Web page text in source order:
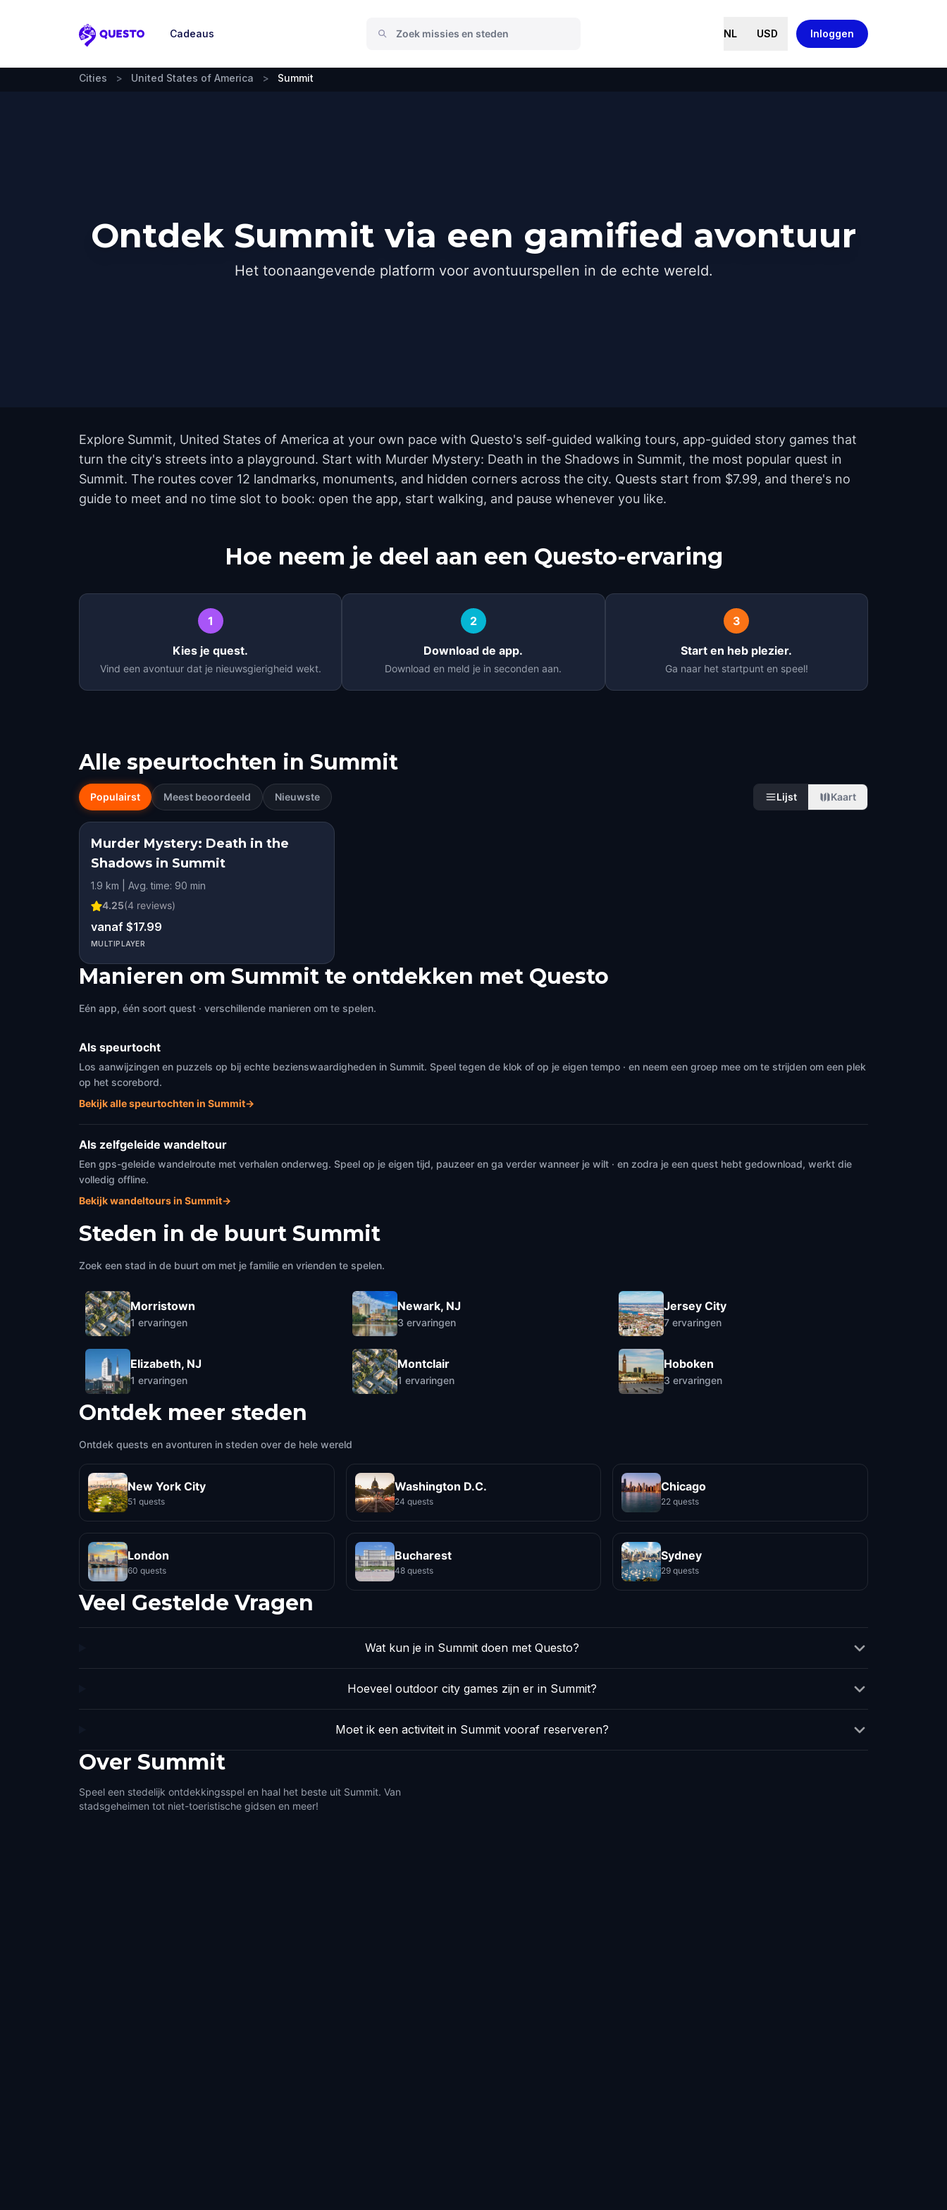
Questo
Cadeaus NL USD Inloggen
Cities > United States of America > Summit
Ontdek Summit via een gamified avontuur
Het toonaangevende platform voor avontuurspellen in de echte wereld.
Explore Summit, United States of America at your own pace with Questo's self-guided walking tours, app-guided story games that
turn the city's streets into a playground. Start with Murder Mystery: Death in the Shadows in Summit, the most popular quest in
Summit. The routes cover 12 landmarks, monuments, and hidden corners across the city. Quests start from $7.99, and there's no
guide to meet and no time slot to book: open the app, start walking, and pause whenever you like.
Hoe neem je deel aan een Questo-ervaring
1
Kies je quest.
Vind een avontuur dat je nieuwsgierigheid wekt.
2
Download de app.
Download en meld je in seconden aan.
3
Start en heb plezier.
Ga naar het startpunt en speel!
Alle speurtochten in Summit
Populairst Meest beoordeeld Nieuwste Lijst Kaart
Murder Mystery: Death in the
Shadows in Summit
1.9 km | Avg. time: 90 min
4.25(4 reviews)
vanaf $17.99
MULTIPLAYER
Manieren om Summit te ontdekken met Questo
Eén app, één soort quest · verschillende manieren om te spelen.
Als speurtocht
Los aanwijzingen en puzzels op bij echte bezienswaardigheden in Summit. Speel tegen de klok of op je eigen tempo · en neem een groep mee om te strijden om een plek
op het scorebord.
Bekijk alle speurtochten in Summit→
Als zelfgeleide wandeltour
Een gps-geleide wandelroute met verhalen onderweg. Speel op je eigen tijd, pauzeer en ga verder wanneer je wilt · en zodra je een quest hebt gedownload, werkt die
volledig offline.
Bekijk wandeltours in Summit→
Steden in de buurt Summit
Zoek een stad in de buurt om met je familie en vrienden te spelen.
Morristown
1 ervaringen
Elizabeth, NJ
1 ervaringen
Newark, NJ
3 ervaringen
Montclair
1 ervaringen
Jersey City
7 ervaringen
Hoboken
3 ervaringen
Ontdek meer steden
Ontdek quests en avonturen in steden over de hele wereld
New York City
51 quests
Washington D.C.
24 quests
Chicago
22 quests
London
60 quests
Bucharest
48 quests
Sydney
29 quests
Veel Gestelde Vragen
Wat kun je in Summit doen met Questo?
Hoeveel outdoor city games zijn er in Summit?
Moet ik een activiteit in Summit vooraf reserveren?
Over Summit
Speel een stedelijk ontdekkingsspel en haal het beste uit Summit. Van
stadsgeheimen tot niet-toeristische gidsen en meer!